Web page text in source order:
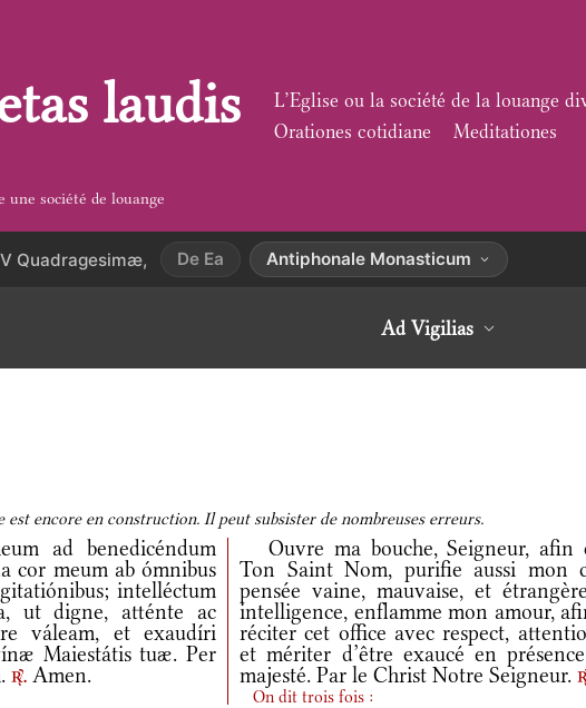
laudis
une société de louange
L’Eglise ou la société de la louange
Orationes cotidiane
Meditationes
Quadragesimæ, De Ea Antiphonale Monasticum
Ad Vigilias
encore en construction. Il peut subsister de nombreuses erreurs.
ad benedicéndum
cor meum ab ómnibus
intelléctum
ut digne, atténte ac
váleam, et exaudíri
Maiestátis tuæ. Per
r. Amen.
Ouvre ma bouche, Seigneur, afin
Ton Saint Nom, purifie aussi mon
pensée vaine, mauvaise, et
intelligence, enflamme mon amour,
réciter cet office avec respect,
et mériter d’être exaucé en
majesté. Par le Christ Notre Seigneur.
On dit trois fois :